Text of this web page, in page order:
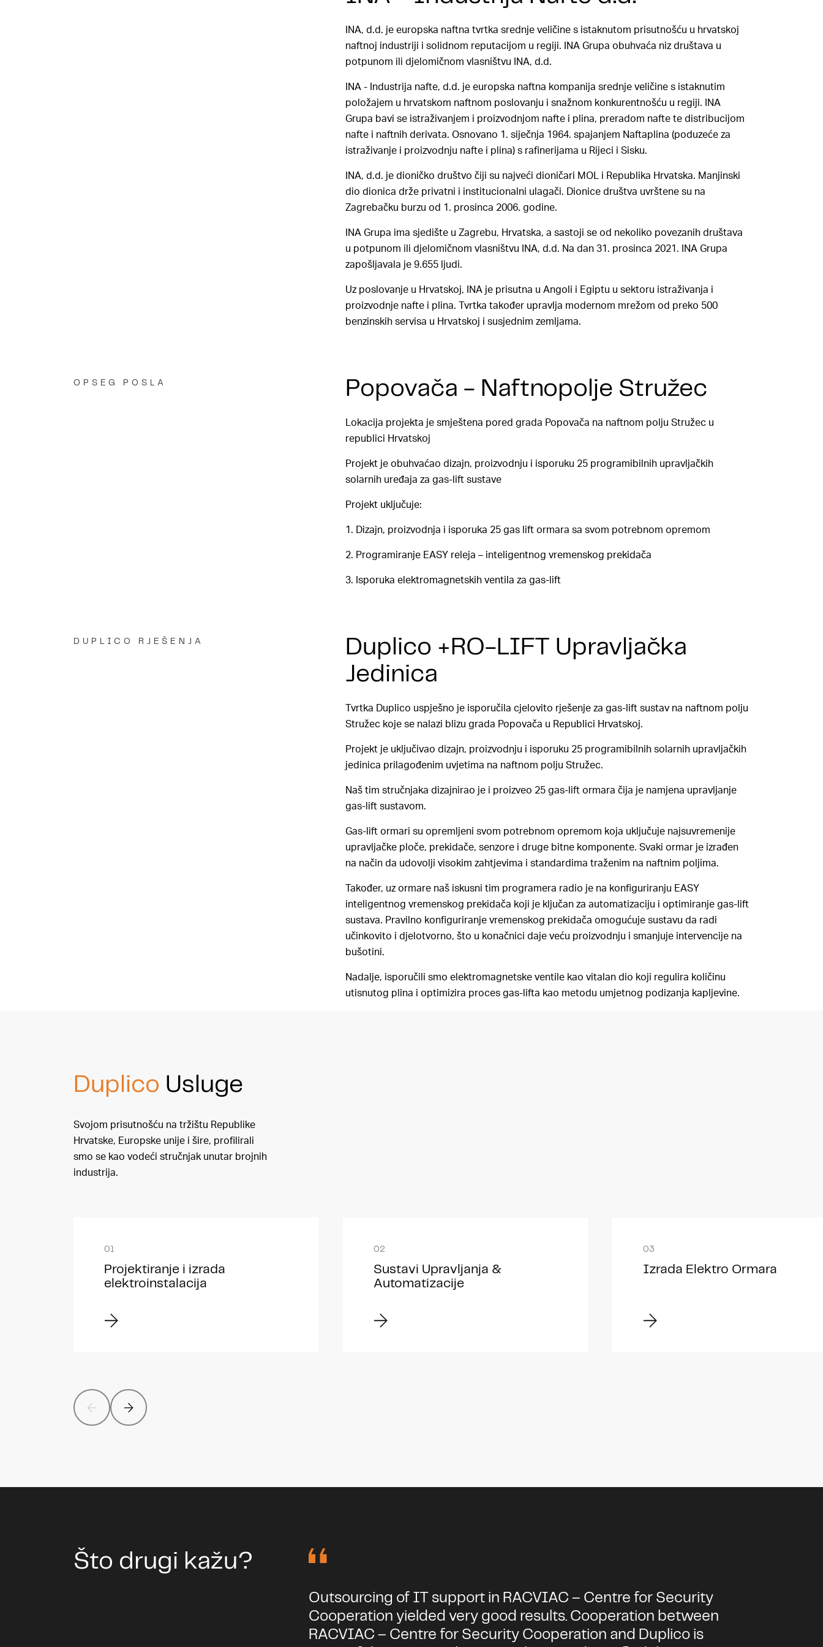
INA, d.d. je europska naftna tvrtka srednje veličine s istaknutom prisutnošću u hrvatskoj
naftnoj industriji i solidnom reputacijom u regiji. INA Grupa obuhvaća niz društava u
potpunom ili djelomičnom vlasništvu INA, d.d.
INA - Industrija nafte, d.d. je europska naftna kompanija srednje veličine s istaknutim
položajem u hrvatskom naftnom poslovanju i snažnom konkurentnošću u regiji. INA
Grupa bavi se istraživanjem i proizvodnjom nafte i plina, preradom nafte te distribucijom
nafte i naftnih derivata. Osnovano 1. siječnja 1964. spajanjem Naftaplina (poduzeće za
istraživanje i proizvodnju nafte i plina) s rafinerijama u Rijeci i Sisku.
INA, d.d. je dioničko društvo čiji su najveći dioničari MOL i Republika Hrvatska. Manjinski
dio dionica drže privatni i institucionalni ulagači. Dionice društva uvrštene su na
Zagrebačku burzu od 1. prosinca 2006. godine.
INA Grupa ima sjedište u Zagrebu, Hrvatska, a sastoji se od nekoliko povezanih društava
u potpunom ili djelomičnom vlasništvu INA, d.d. Na dan 31. prosinca 2021. INA Grupa
zapošljavala je 9.655 ljudi.
Uz poslovanje u Hrvatskoj, INA je prisutna u Angoli i Egiptu u sektoru istraživanja i
proizvodnje nafte i plina. Tvrtka također upravlja modernom mrežom od preko 500
benzinskih servisa u Hrvatskoj i susjednim zemljama.
OPSEG POSLA Popovača - Naftnopolje Stružec
Lokacija projekta je smještena pored grada Popovača na naftnom polju Stružec u
republici Hrvatskoj
Projekt je obuhvaćao dizajn, proizvodnju i isporuku 25 programibilnih upravljačkih
solarnih uređaja za gas-lift sustave
Projekt uključuje:
1. Dizajn, proizvodnja i isporuka 25 gas lift ormara sa svom potrebnom opremom
2. Programiranje EASY releja – inteligentnog vremenskog prekidača
3. Isporuka elektromagnetskih ventila za gas-lift
DUPLICO RJEŠENJA
Duplico +RO-LIFT Upravljačka
Jedinica
Tvrtka Duplico uspješno je isporučila cjelovito rješenje za gas-lift sustav na naftnom polju
Stružec koje se nalazi blizu grada Popovača u Republici Hrvatskoj.
Projekt je uključivao dizajn, proizvodnju i isporuku 25 programibilnih solarnih upravljačkih
jedinica prilagođenim uvjetima na naftnom polju Stružec.
Naš tim stručnjaka dizajnirao je i proizveo 25 gas-lift ormara čija je namjena upravljanje
gas-lift sustavom.
Gas-lift ormari su opremljeni svom potrebnom opremom koja uključuje najsuvremenije
upravljačke ploče, prekidače, senzore i druge bitne komponente. Svaki ormar je izrađen
na način da udovolji visokim zahtjevima i standardima traženim na naftnim poljima.
Također, uz ormare naš iskusni tim programera radio je na konfiguriranju EASY
inteligentnog vremenskog prekidača koji je ključan za automatizaciju i optimiranje gas-lift
sustava. Pravilno konfiguriranje vremenskog prekidača omogućuje sustavu da radi
učinkovito i djelotvorno, što u konačnici daje veću proizvodnju i smanjuje intervencije na
bušotini.
Nadalje, isporučili smo elektromagnetske ventile kao vitalan dio koji regulira količinu
utisnutog plina i optimizira proces gas-lifta kao metodu umjetnog podizanja kapljevine.
Duplico Usluge
Svojom prisutnošću na tržištu Republike
Hrvatske, Europske unije i šire, profilirali
smo se kao vodeći stručnjak unutar brojnih
industrija.
Projektiranje i izrada
elektroinstalacija
Sustavi Upravljanja &
Automatizacije
Izrada Elektro Ormara
Što drugi kažu?
Outsourcing of IT support in RACVIAC – Centre for Security
Cooperation yielded very good results. Cooperation between
RACVIAC – Centre for Security Cooperation and Duplico is